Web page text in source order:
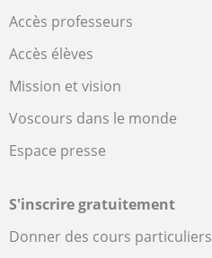
Accès professeurs
Accès élèves
Mission et vision
Voscours dans le monde
Espace presse
S'inscrire gratuitement
Donner des cours particuliers